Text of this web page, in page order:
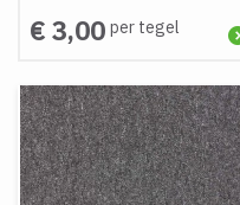
€ 3,00 per tegel